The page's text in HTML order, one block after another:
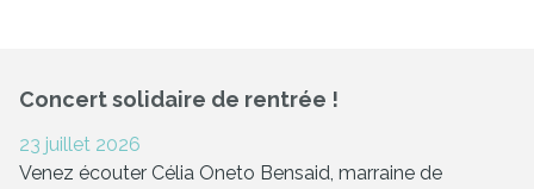
Concert solidaire de rentrée !
23 juillet 2026
Venez écouter Célia Oneto Bensaid, marraine de